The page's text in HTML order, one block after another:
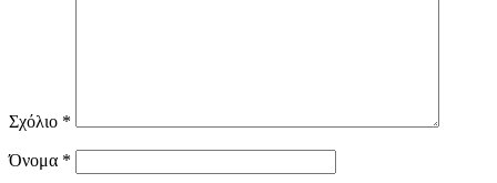
Σχόλιο *
Όνομα *